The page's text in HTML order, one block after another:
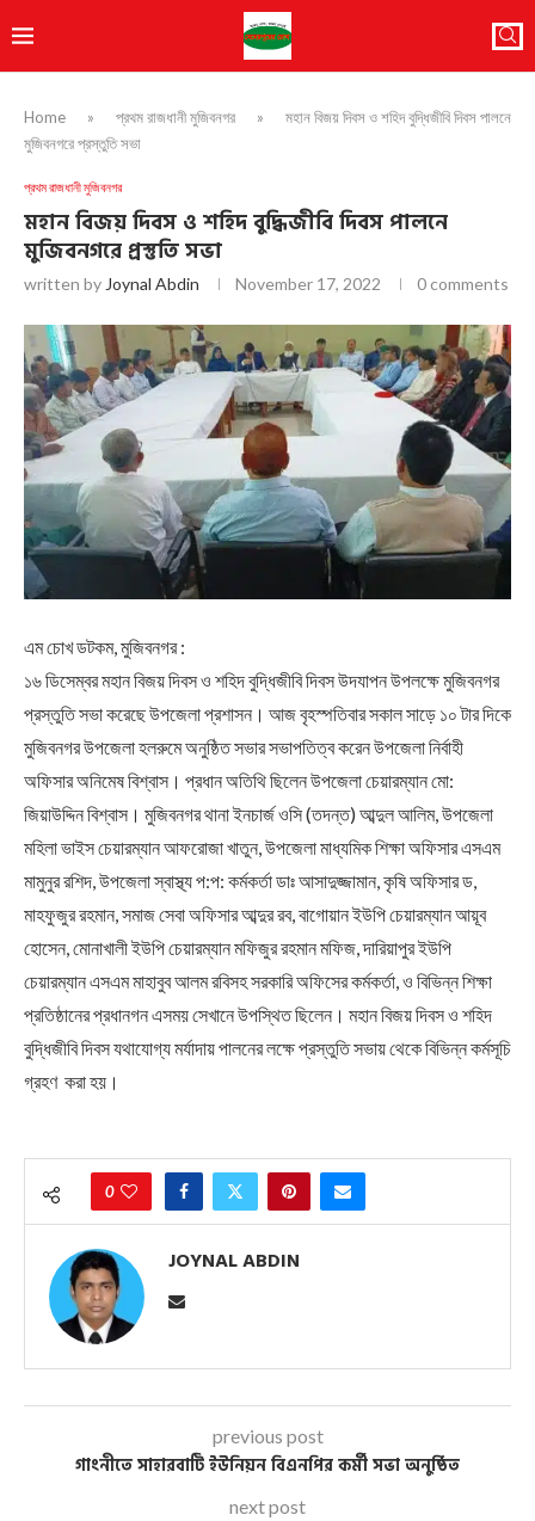
Home » প্রথম রাজধানী মুজিবনগর »
মহান বিজয় দিবস ও শহিদ বুদ্ধিজীবি দিবস পালনে
মুজিবনগরে প্রস্তুতি সভা
প্রথম রাজধানী মুজিবনগর
মহান বিজয় দিবস ও শহিদ বুদ্ধিজীবি দিবস পালনে
মুজিবনগরে প্রস্তুতি সভা
written by Joynal Abdin November 17, 2022 0 comments
এম চোখ ডটকম, মুজিবনগর :
১৬ ডিসেম্বর মহান বিজয় দিবস ও শহিদ বুদ্ধিজীবি দিবস উদযাপন উপলক্ষে মুজিবনগর
প্রস্তুতি সভা করেছে উপজেলা প্রশাসন। আজ বৃহস্পতিবার সকাল সাড়ে ১০ টার দিকে
মুজিবনগর উপজেলা হলরুমে অনুষ্ঠিত সভার সভাপতিত্ব করেন উপজেলা নির্বাহী
অফিসার অনিমেষ বিশ্বাস। প্রধান অতিথি ছিলেন উপজেলা চেয়ারম্যান মো:
জিয়াউদ্দিন বিশ্বাস। মুজিবনগর থানা ইনচার্জ ওসি (তদন্ত) আব্দুল আলিম, উপজেলা
মহিলা ভাইস চেয়ারম্যান আফরোজা খাতুন, উপজেলা মাধ্যমিক শিক্ষা অফিসার এসএম
মামুনুর রশিদ, উপজেলা স্বাস্থ্য প:প: কর্মকর্তা ডাঃ আসাদুজ্জামান, কৃষি অফিসার ড,
মাহফুজুর রহমান, সমাজ সেবা অফিসার আব্দুর রব, বাগোয়ান ইউপি চেয়ারম্যান আয়ূব
হোসেন, মোনাখালী ইউপি চেয়ারম্যান মফিজুর রহমান মফিজ, দারিয়াপুর ইউপি
চেয়ারম্যান এসএম মাহাবুব আলম রবিসহ সরকারি অফিসের কর্মকর্তা, ও বিভিন্ন শিক্ষা
প্রতিষ্ঠানের প্রধানগন এসময় সেখানে উপস্থিত ছিলেন। মহান বিজয় দিবস ও শহিদ
বুদ্ধিজীবি দিবস যথাযোগ্য মর্যাদায় পালনের লক্ষে প্রস্তুতি সভায় থেকে বিভিন্ন কর্মসূচি
গ্রহণ করা হয়।
0
JOYNAL ABDIN
previous post
গাংনীতে সাহারবাটি ইউনিয়ন বিএনপির কর্মী সভা অনুষ্ঠিত
next post